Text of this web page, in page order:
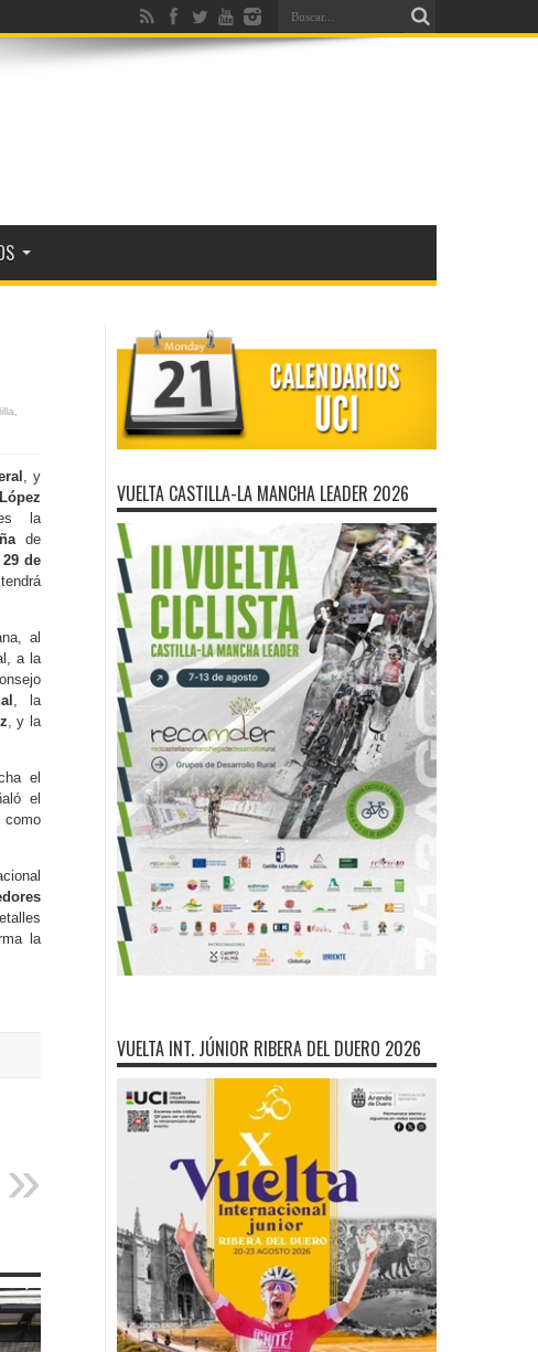
, y
la
de
de
al
a la
, la
, y la
el
el
como
la
VUELTA CASTILLA-LA MANCHA LEADER 2026
VUELTA INT. JÚNIOR RIBERA DEL DUERO 2026